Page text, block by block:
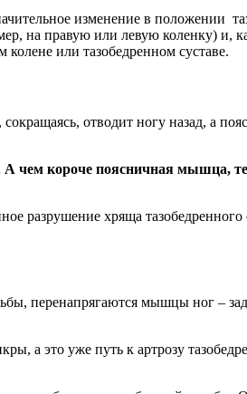
изменение в положении
на правую или левую коленку) и,
или тазобедренном суставе.
отводит ногу назад, а
чем короче поясничная мышца,
разрушение хряща
перенапрягаются мышцы ног –
а это уже путь к артрозу